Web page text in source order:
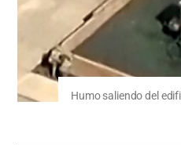
Humo saliendo del